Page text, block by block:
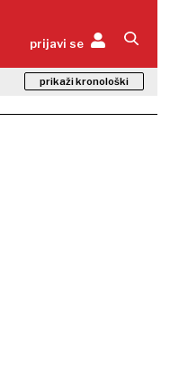
prijavi se
prikaži kronološki